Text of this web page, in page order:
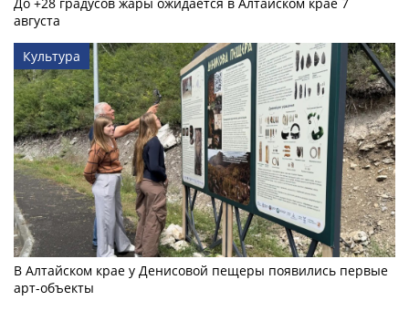
августа
Культура
В Алтайском крае у Денисовой пещеры появились первые
арт-объекты